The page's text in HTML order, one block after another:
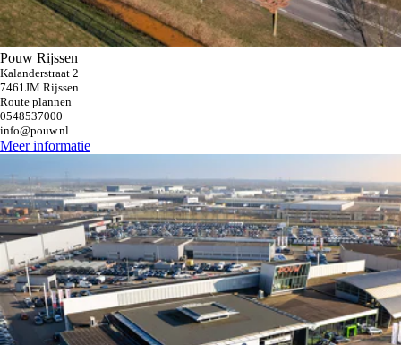
Pouw Rijssen
Kalanderstraat 2
7461JM Rijssen
Route plannen
0548537000
info@pouw.nl
Meer informatie